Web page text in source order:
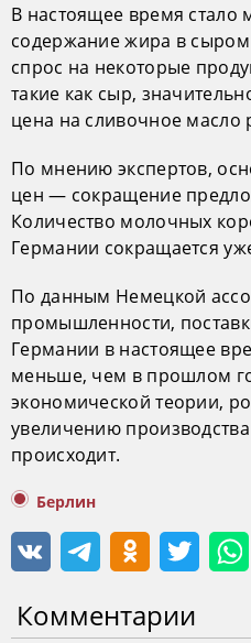
В настоящее время стало
содержание жира в
спрос на некоторые
такие как сыр,
цена на сливочное масло
По мнению экспертов,
цен — сокращение
Количество молочных
Германии сокращается
По данным Немецкой
промышленности,
Германии в настоящее
меньше, чем в прошлом
экономической теории,
увеличению
происходит.
Берлин
Комментарии